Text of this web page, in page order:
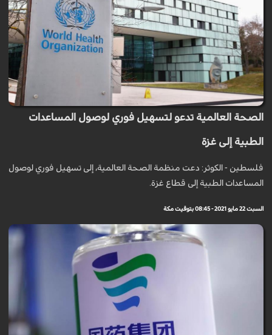
الصحة العالمية تدعو لتسهيل فوري لوصول المساعدات
الطبية إلى غزة
فلسطين - الكوثر: دعت منظمة الصحة العالمية، إلى تسهيل فوري لوصول
المساعدات الطبية إلى قطاع غزة.
السبت 22 مايو 2021 - 08:45 بتوقيت مكة